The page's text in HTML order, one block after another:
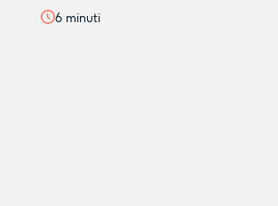
6minuti